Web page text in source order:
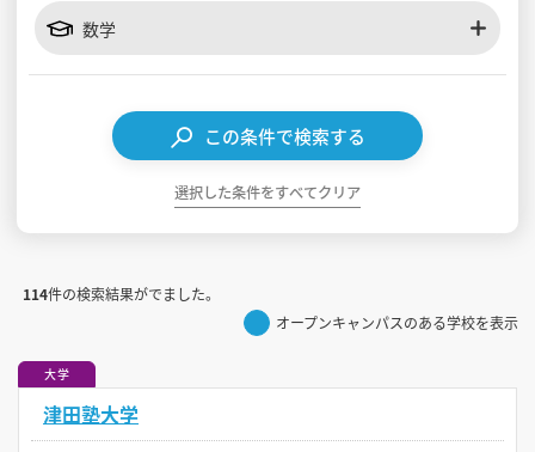
数学
この条件で検索する
選択した条件をすべてクリア
114件の検索結果がでました。
オープンキャンパスのある学校を表示
大学
津田塾大学